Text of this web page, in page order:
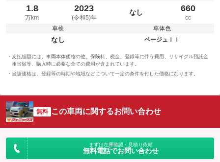
1.8
万km
2023
(令和5)年
なし 660
cc
車検
なし
車体色
ベージュＩＩ
支払総額には、車両本体価格の他、保険料、税金、登録等に伴う費用、リサイクル預託金
相当額等、購入時に必要な全ての費用が含まれています。
当該価格は、登録等の時期や地域などについて一定の条件を付した価格になります。
無料 この車両に関するお問い合わせ
まずは在庫確認・見積り依頼
無料電話でお問い合わせ